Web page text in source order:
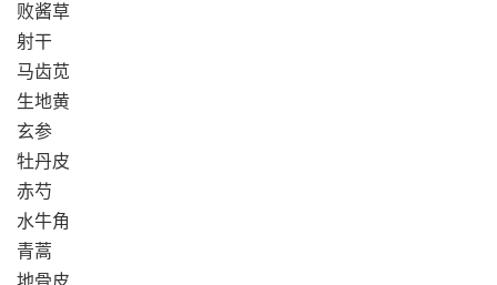
败酱草
射干
马齿苋
生地黄
玄参
牡丹皮
赤芍
水牛角
青蒿
地骨皮